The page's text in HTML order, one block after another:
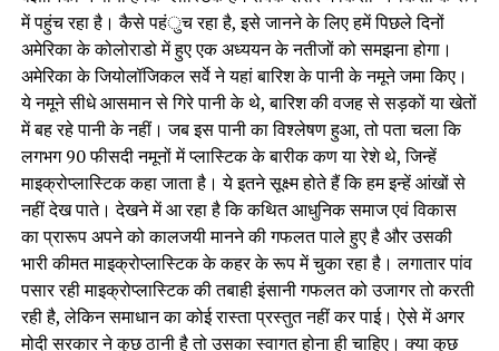
में पहुंच रहा है। कैसे पहंुच रहा है, इसे जानने के लिए हमें पिछले दिनों
अमेरिका के कोलोराडो में हुए एक अध्ययन के नतीजों को समझना होगा।
अमेरिका के जियोलॉजिकल सर्वे ने यहां बारिश के पानी के नमूने जमा किए।
ये नमूने सीधे आसमान से गिरे पानी के थे, बारिश की वजह से सड़कों या खेतों
में बह रहे पानी के नहीं। जब इस पानी का विश्लेषण हुआ, तो पता चला कि
लगभग 90 फीसदी नमूनों में प्लास्टिक के बारीक कण या रेशे थे, जिन्हें
माइक्रोप्लास्टिक कहा जाता है। ये इतने सूक्ष्म होते हैं कि हम इन्हें आंखों से
नहीं देख पाते। देखने में आ रहा है कि कथित आधुनिक समाज एवं विकास
का प्रारूप अपने को कालजयी मानने की गफलत पाले हुए है और उसकी
भारी कीमत माइक्रोप्लास्टिक के कहर के रूप में चुका रहा है। लगातार पांव
पसार रही माइक्रोप्लास्टिक की तबाही इंसानी गफलत को उजागर तो करती
रही है, लेकिन समाधान का कोई रास्ता प्रस्तुत नहीं कर पाई। ऐसे में अगर
मोदी सरकार ने कुछ ठानी है तो उसका स्वागत होना ही चाहिए। क्या कुछ